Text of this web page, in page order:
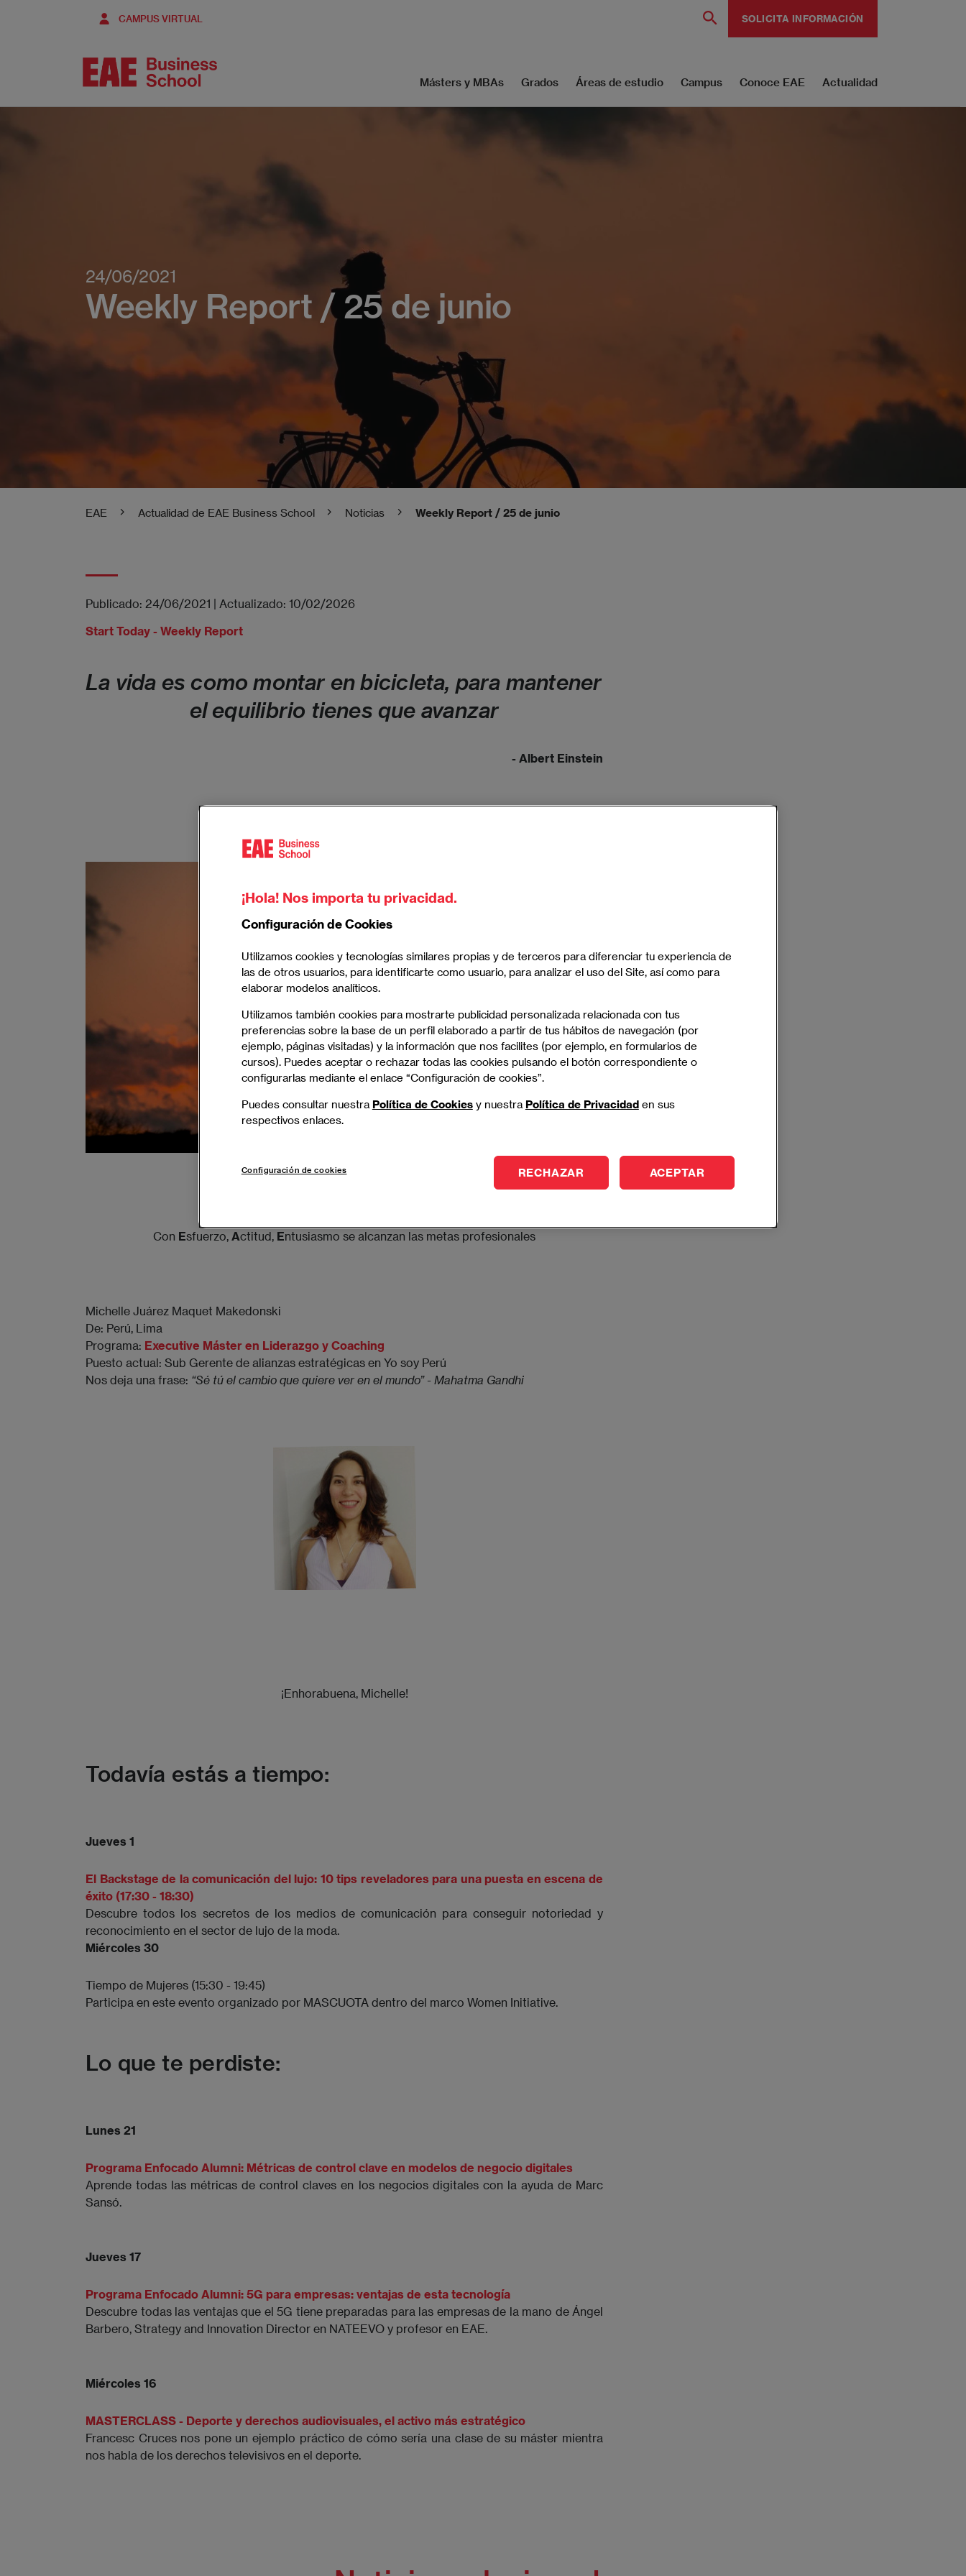
CAMPUS VIRTUAL SOLICITA INFORMACIÓN
Másters y MBAs Grados Áreas de estudio Campus Conoce EAE Actualidad
24/06/2021
Weekly Report / 25 de junio
EAE Actualidad de EAE Business School Noticias Weekly Report / 25 de junio
Publicado: 24/06/2021 | Actualizado: 10/02/2026
Start Today - Weekly Report
La vida es como montar en bicicleta, para mantener
el equilibrio tienes que avanzar
- Albert Einstein
Con Esfuerzo, Actitud, Entusiasmo se alcanzan las metas profesionales
Michelle Juárez Maquet Makedonski
De: Perú, Lima
Programa: Executive Máster en Liderazgo y Coaching
Puesto actual: Sub Gerente de alianzas estratégicas en Yo soy Perú
Nos deja una frase: “Sé tú el cambio que quiere ver en el mundo” - Mahatma Gandhi
¡Enhorabuena, Michelle!
Todavía estás a tiempo:
Jueves 1
El Backstage de la comunicación del lujo: 10 tips reveladores para una puesta en escena de
éxito (17:30 - 18:30)
Descubre todos los secretos de los medios de comunicación para conseguir notoriedad y
reconocimiento en el sector de lujo de la moda.
Miércoles 30
Tiempo de Mujeres (15:30 - 19:45)
Participa en este evento organizado por MASCUOTA dentro del marco Women Initiative.
Lo que te perdiste:
Lunes 21
Programa Enfocado Alumni: Métricas de control clave en modelos de negocio digitales
Aprende todas las métricas de control claves en los negocios digitales con la ayuda de Marc
Sansó.
Jueves 17
Programa Enfocado Alumni: 5G para empresas: ventajas de esta tecnología
Descubre todas las ventajas que el 5G tiene preparadas para las empresas de la mano de Ángel
Barbero, Strategy and Innovation Director en NATEEVO y profesor en EAE.
Miércoles 16
MASTERCLASS - Deporte y derechos audiovisuales, el activo más estratégico
Francesc Cruces nos pone un ejemplo práctico de cómo sería una clase de su máster mientra
nos habla de los derechos televisivos en el deporte.
¡Hola! Nos importa tu privacidad.
Configuración de Cookies
Utilizamos cookies y tecnologías similares propias y de terceros para diferenciar tu experiencia de
las de otros usuarios, para identificarte como usuario, para analizar el uso del Site, así como para
elaborar modelos analíticos.
Utilizamos también cookies para mostrarte publicidad personalizada relacionada con tus
preferencias sobre la base de un perfil elaborado a partir de tus hábitos de navegación (por
ejemplo, páginas visitadas) y la información que nos facilites (por ejemplo, en formularios de
cursos). Puedes aceptar o rechazar todas las cookies pulsando el botón correspondiente o
configurarlas mediante el enlace “Configuración de cookies”.
Puedes consultar nuestra Política de Cookiesy nuestra Política de Privacidaden sus
respectivos enlaces.
Configuración de cookies RECHAZAR ACEPTAR